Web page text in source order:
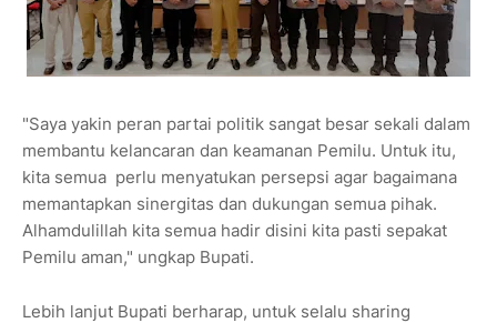
"Saya yakin peran partai politik sangat besar sekali dalam
membantu kelancaran dan keamanan Pemilu. Untuk itu,
kita semua perlu menyatukan persepsi agar bagaimana
memantapkan sinergitas dan dukungan semua pihak.
Alhamdulillah kita semua hadir disini kita pasti sepakat
Pemilu aman," ungkap Bupati.
Lebih lanjut Bupati berharap, untuk selalu sharing